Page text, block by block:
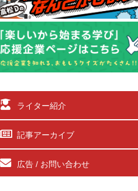
ライター紹介
記事アーカイブ
広告 / お問い合わせ